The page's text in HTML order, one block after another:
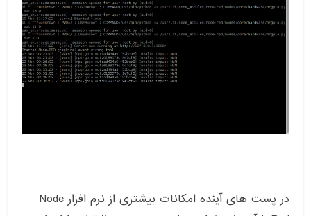
در پست های آینده امکانات بیشتری از نرم افزار Node